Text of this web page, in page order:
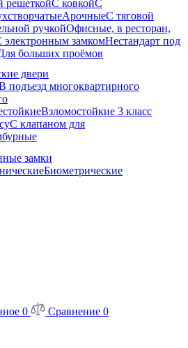
решеткойС ковкойС
АрочныеС тяговой
ручкойОфисные, в ресторан,
электронным замкомНестандарт под
больших проёмов
двери
подъезд многоквартирного
Взломостойкие 3 класс
С клапаном для
замки
Биометрические
0 Сравнение 0